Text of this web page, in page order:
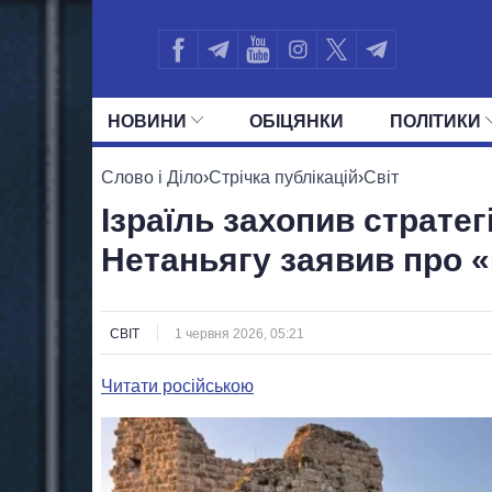
НОВИНИ ОБIЦЯНКИ ПОЛIТИКИ
УСІ ПОЛІТИКИ ПРЕЗИДЕНТ І ОФІС
Слово і Діло›Стрічка публікацій›Світ
Ізраїль захопив
Нетаньягу заявив про
СВІТ 1 червня 2026, 05:21
Читати російською